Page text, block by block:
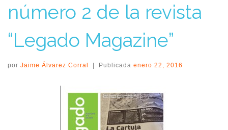
número 2 de la revista
“Legado Magazine”
por Jaime Álvarez Corral | Publicada enero 22, 2016